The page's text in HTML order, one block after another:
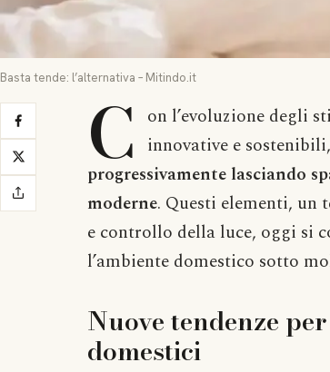
Basta tende: l’alternativa – Mitindo.it
C on l’evoluzione degli
innovative e sostenibili,
progressivamente lasciando
moderne. Questi elementi,
e controllo della luce, oggi si
l’ambiente domestico sotto
Nuove tendenze
domestici